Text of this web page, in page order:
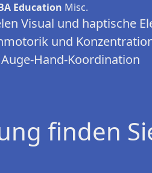
Education Misc.
Visual und haptische
und
Hand-Koordination
finden